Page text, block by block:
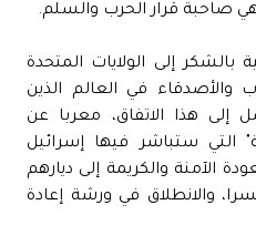
صاحبة قرار الحرب والسلم.
بالشكر إلى الولايات المتحدة
والأصدقاء في العالم الذين
هذا الاتفاق، معربا عن
التي ستباشر فيها إسرائيل
الآمنة والكريمة إلى ديارهم
والانطلاق في ورشة إعادة